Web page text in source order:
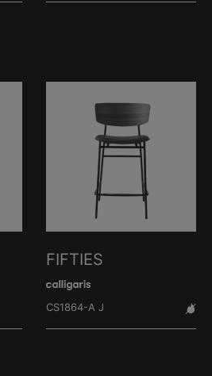
FIFTIES
CS1864-A J